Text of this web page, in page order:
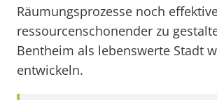
Räumungsprozesse noch
ressourcenschonender zu
Bentheim als lebenswerte Stadt
entwickeln.